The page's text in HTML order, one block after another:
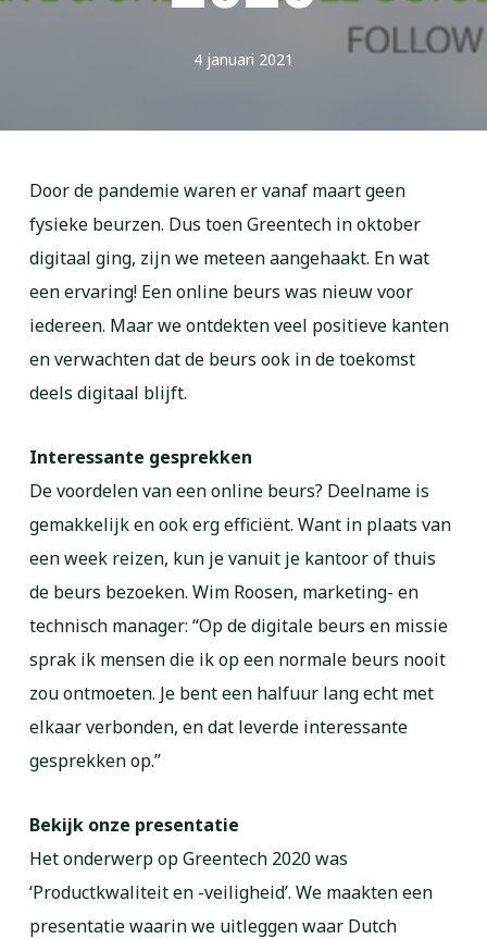
4 januari 2021
Door de pandemie waren er vanaf maart geen
fysieke beurzen. Dus toen Greentech in oktober
digitaal ging, zijn we meteen aangehaakt. En wat
een ervaring! Een online beurs was nieuw voor
iedereen. Maar we ontdekten veel positieve kanten
en verwachten dat de beurs ook in de toekomst
deels digitaal blijft.
Interessante gesprekken
De voordelen van een online beurs? Deelname is
gemakkelijk en ook erg efficiënt. Want in plaats van
een week reizen, kun je vanuit je kantoor of thuis
de beurs bezoeken. Wim Roosen, marketing- en
technisch manager: “Op de digitale beurs en missie
sprak ik mensen die ik op een normale beurs nooit
zou ontmoeten. Je bent een halfuur lang echt met
elkaar verbonden, en dat leverde interessante
gesprekken op.”
Bekijk onze presentatie
Het onderwerp op Greentech 2020 was
‘Productkwaliteit en -veiligheid’. We maakten een
presentatie waarin we uitleggen waar Dutch